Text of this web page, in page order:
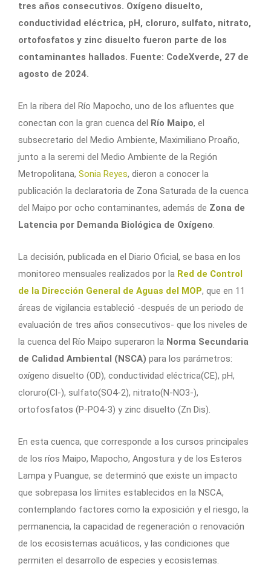
tres años consecutivos. Oxígeno disuelto,
conductividad eléctrica, pH, cloruro, sulfato, nitrato,
ortofosfatos y zinc disuelto fueron parte de los
contaminantes hallados. Fuente: CodeXverde, 27 de
agosto de 2024.
En la ribera del Río Mapocho, uno de los afluentes que
conectan con la gran cuenca del
Río Maipo, el
subsecretario del Medio Ambiente, Maximiliano Proaño,
junto a la seremi del Medio Ambiente de la Región
Metropolitana, Sonia Reyes, dieron a conocer la
publicación la declaratoria de Zona Saturada de la cuenca
del Maipo por ocho contaminantes, además de Zona de
Latencia por Demanda Biológica de Oxígeno.
La decisión, publicada en el Diario Oficial, se basa en los
monitoreo mensuales realizados por la Red de Control
de la Dirección General de Aguas del MOP, que en 11
áreas de vigilancia estableció -después de un periodo de
evaluación de tres años consecutivos- que los niveles de
la cuenca del Río Maipo superaron la Norma Secundaria
de Calidad Ambiental (NSCA) para los parámetros:
oxígeno disuelto (OD), conductividad eléctrica(CE), pH,
cloruro(Cl-), sulfato(SO4-2), nitrato(N-NO3-),
ortofosfatos (P-PO4-3) y zinc disuelto (Zn Dis).
En esta cuenca, que corresponde a los cursos principales
de los ríos Maipo, Mapocho, Angostura y de los Esteros
Lampa y Puangue, se determinó que existe un impacto
que sobrepasa los límites establecidos en la NSCA,
contemplando factores como la exposición y el riesgo, la
permanencia, la capacidad de regeneración o renovación
de los ecosistemas acuáticos, y las condiciones que
permiten el desarrollo de especies y ecosistemas.